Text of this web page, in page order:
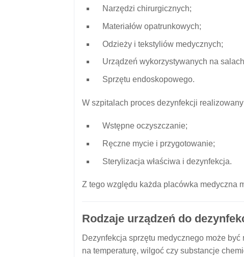
Narzędzi chirurgicznych;
Materiałów opatrunkowych;
Odzieży i tekstyliów medycznych;
Urządzeń wykorzystywanych na
Sprzętu endoskopowego.
W szpitalach proces dezynfekcji
Wstępne oczyszczanie;
Ręczne mycie i przygotowanie;
Sterylizacja właściwa i dezynfekcja.
Z tego względu każda placówka medyczna
Rodzaje urządzeń do
Dezynfekcja sprzętu medycznego może
na temperaturę, wilgoć czy substancje